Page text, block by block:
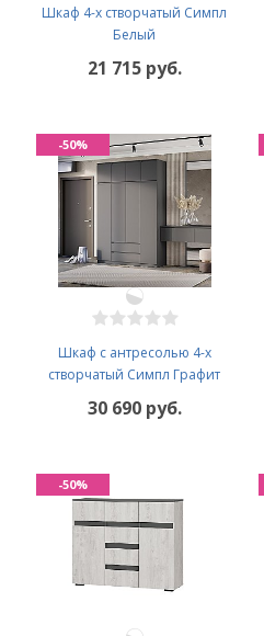
Шкаф 4-х створчатый Симпл
Белый
21 715 руб.
Шкаф с антресолью 4-х
створчатый Симпл Графит
30 690 руб.
-50%
-50%